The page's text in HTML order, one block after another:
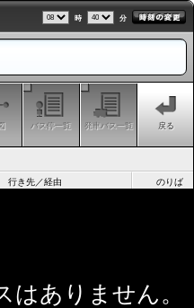
時 分
バス停一覧 発車バス一覧 戻る
行き先／経由 のりば
はありません。